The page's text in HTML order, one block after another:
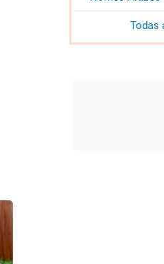
Todas